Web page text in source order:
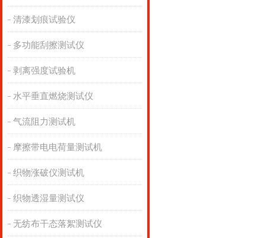
清漆划痕试验仪
多功能刮擦测试仪
剥离强度试验机
水平垂直燃烧测试仪
气流阻力测试机
摩擦带电电荷量测试机
织物涨破仪测试机
织物透湿量测试仪
无纺布干态落絮测试仪